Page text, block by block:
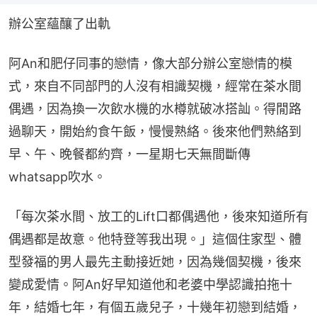
辦公室蘊釀了出軌
阿An和肥仔同事的戀情，像大部分辦公室戀情的模
式，來自不同部門的人沒有相識契機，經常在茶水間
偶遇，因為換一次飲水機的水樽就破冰搭訕。得閒路
過聊天，開始約食午飯，慢慢熟絡。後來他們熟絡到
早、午、晚餐都約齊，一星期七天無間斷傳
whatsapp吹水。
「每次茶水間、放工的Lift口都偶遇他，後來知道所有
偶遇都是故意。他特登等我出現。」這個住家型、體
型發福的男人最先主動接近她，因為幾個契機，後來
變成愛情。阿An好早知道他和老婆中學認識拍拖十
年，結婚七年，有個五歲兒子，十幾年初戀到結婚，